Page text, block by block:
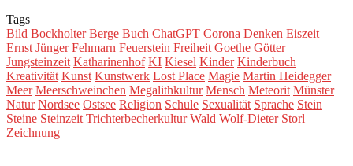
Tags
Bild Bockholter Berge Buch ChatGPT Corona Denken Eiszeit
Ernst Jünger Fehmarn Feuerstein Freiheit Goethe Götter
Jungsteinzeit Katharinenhof KI Kiesel Kinder Kinderbuch
Kreativität Kunst Kunstwerk Lost Place Magie Martin Heidegger
Meer Meerschweinchen Megalithkultur Mensch Meteorit Münster
Natur Nordsee Ostsee Religion Schule Sexualität Sprache Stein
Steine Steinzeit Trichterbecherkultur Wald Wolf-Dieter Storl
Zeichnung